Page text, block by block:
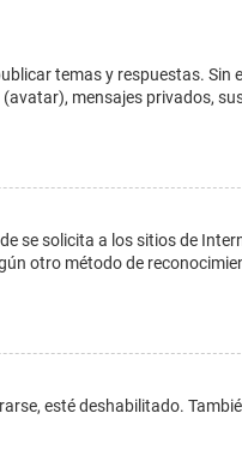
temas y respuestas. Sin
mensajes privados,
se solicita a los sitios de
otro método de
esté deshabilitado.